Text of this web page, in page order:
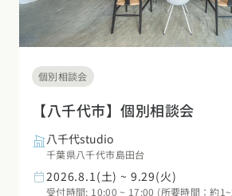
個別相談会
【八千代市】個別相談会
八千代studio
千葉県八千代市島田台
2026.8.1(土) ~ 9.29(火)
受付時間: 10:00 ~ 17:00 (所要時間：約